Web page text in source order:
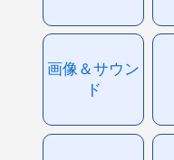
画像＆サウン
ド